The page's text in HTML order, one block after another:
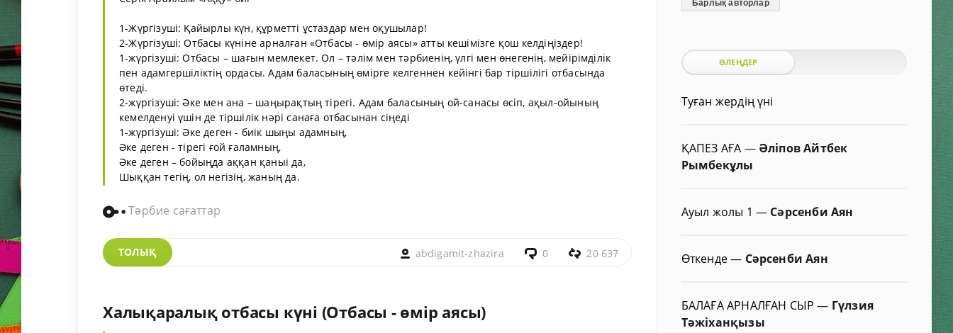
1-Жүргізуші: Қайырлы күн, құрметті ұстаздар мен оқушылар!
2-Жүргізуші: Отбасы күніне арналған «Отбасы - өмір аясы» атты кешімізге қош келдіңіздер!
1-жүргізуші: Отбасы – шағын мемлекет. Ол – тәлім мен тәрбиенің, үлгі мен өнегенің, мейірімділік
пен адамгершіліктің ордасы. Адам баласының өмірге келгеннен кейінгі бар тіршілігі отбасында
өтеді.
2-жүргізуші: Әке мен ана – шаңырақтың тірегі. Адам баласының ой-санасы өсіп, ақыл-ойының
кемелденуі үшін де тіршілік нәрі санаға отбасынан сіңеді
1-жүргізуші: Әке деген - биік шыңы адамның,
Әке деген - тірегі ғой ғаламның,
Әке деген – бойыңда аққан қаныі да,
Шыққан тегің, ол негізің, жаның да.
Тәрбие сағаттар
ТОЛЫҚ abdigamit-zhazira 0 20 637
Халықаралық отбасы күні (Отбасы - өмір аясы)
Барлық авторлар
ӨЛЕҢДЕР
Туған жердің үні
ҚАПЕЗ АҒА — Әліпов Айтбек
Рымбекұлы
Ауыл жолы 1 — Сәрсенби Аян
Өткенде— Сәрсенби Аян
БАЛАҒА АРНАЛҒАН СЫР— Гүлзия
Тәжіханқызы